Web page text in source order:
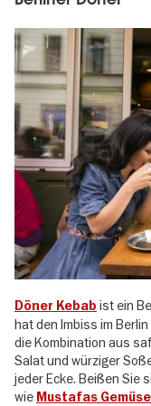
Döner Kebab ist ein
hat den Imbiss im
die Kombination aus
Salat und würziger
jeder Ecke. Beißen Sie
wie Mustafas